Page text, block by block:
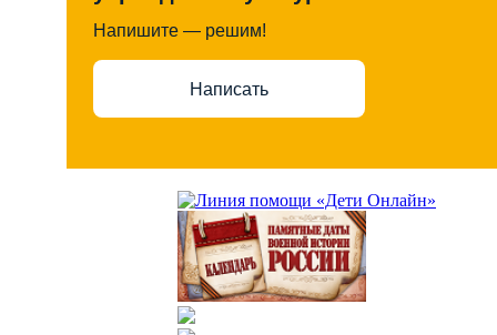
Напишите — решим!
Написать